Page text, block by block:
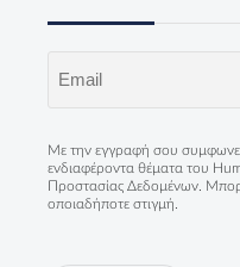
Με την εγγραφή σου
ενδιαφέροντα θέματα του
Προστασίας Δεδομένων .
οποιαδήποτε στιγμή.